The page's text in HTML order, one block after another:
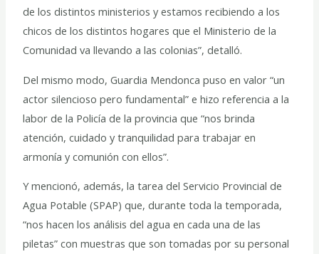
de los distintos ministerios y estamos recibiendo a los
chicos de los distintos hogares que el Ministerio de la
Comunidad va llevando a las colonias”, detalló.
Del mismo modo, Guardia Mendonca puso en valor “un
actor silencioso pero fundamental” e hizo referencia a la
labor de la Policía de la provincia que “nos brinda
atención, cuidado y tranquilidad para trabajar en
armonía y comunión con ellos”.
Y mencionó, además, la tarea del Servicio Provincial de
Agua Potable (SPAP) que, durante toda la temporada,
“nos hacen los análisis del agua en cada una de las
piletas” con muestras que son tomadas por su personal